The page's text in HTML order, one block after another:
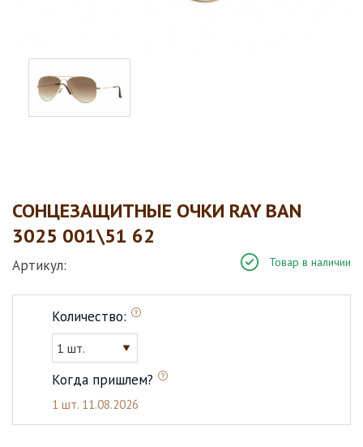
СОНЦЕЗАЩИТНЫЕ ОЧКИ RAY BAN
3025 001\51 62
Артикул: Товар в наличии
Количество:
1 шт.
Когда пришлем?
1 шт. 11.08.2026